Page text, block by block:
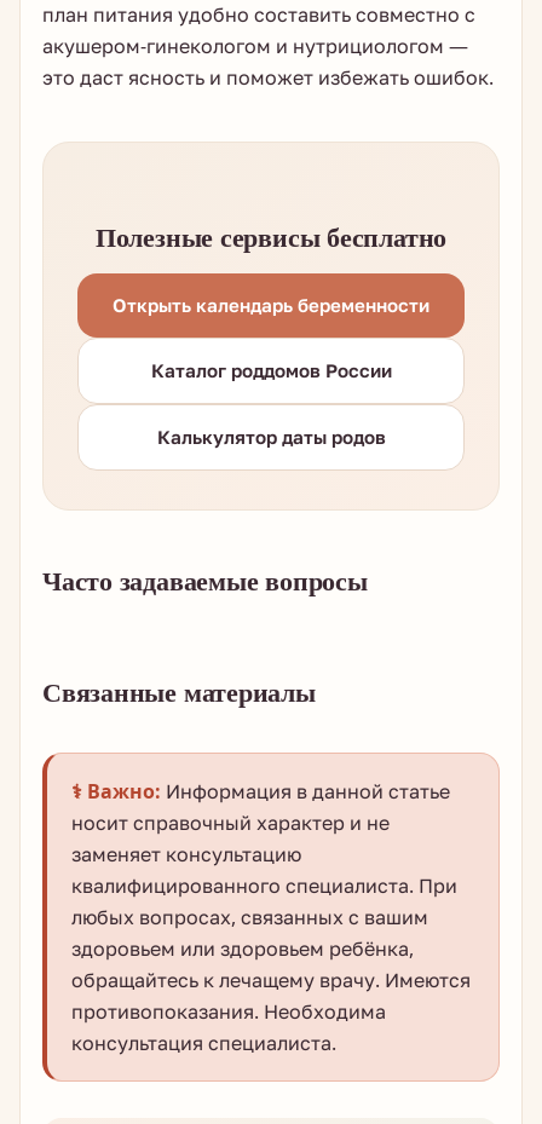
план питания удобно составить совместно с
акушером-гинекологом и нутрициологом —
это даст ясность и поможет избежать ошибок.
Полезные сервисы бесплатно
Открыть календарь беременности
Каталог роддомов России
Калькулятор даты родов
Часто задаваемые вопросы
Связанные материалы
⚕️ Важно: Информация в данной статье
носит справочный характер и не
заменяет консультацию
квалифицированного специалиста. При
любых вопросах, связанных с вашим
здоровьем или здоровьем ребёнка,
обращайтесь к лечащему врачу. Имеются
противопоказания. Необходима
консультация специалиста.